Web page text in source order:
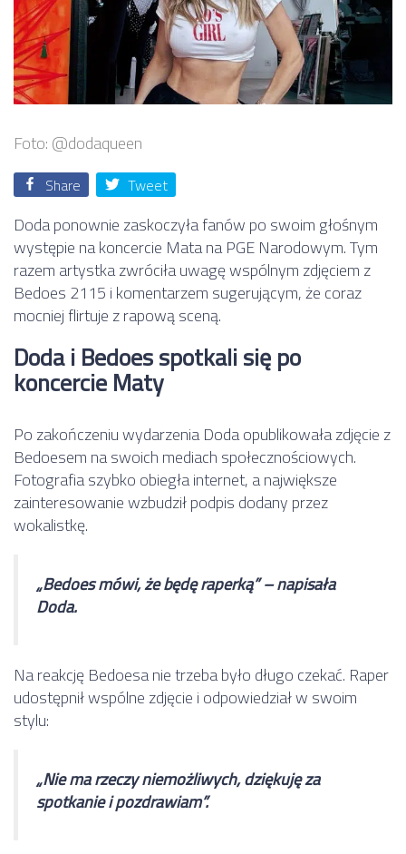
Foto: @dodaqueen
Share Tweet
Dodaponownie zaskoczyła fanów po swoim głośnym
występie na koncercie Matana PGE Narodowym. Tym
razem artystka zwróciła uwagę wspólnym zdjęciem z
Bedoes 2115i komentarzem sugerującym, że coraz
mocniej flirtuje z rapową sceną.
Doda i Bedoes spotkali się po
koncercie Maty
Po zakończeniu wydarzenia Doda opublikowała zdjęcie z
Bedoesem na swoich mediach społecznościowych.
Fotografia szybko obiegła internet, a największe
zainteresowanie wzbudził podpis dodany przez
wokalistkę.
„Bedoes mówi, że będę raperką” – napisała
Doda.
Na reakcję Bedoesa nie trzeba było długo czekać. Raper
udostępnił wspólne zdjęcie i odpowiedział w swoim
stylu:
„Nie ma rzeczy niemożliwych, dziękuję za
spotkanie i pozdrawiam”.